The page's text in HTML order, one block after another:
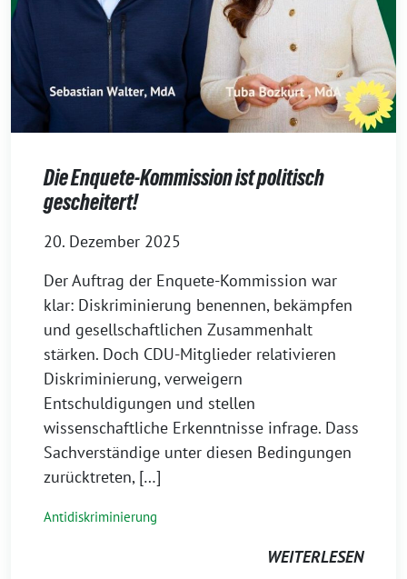
Die Enquete-Kommission ist politisch
gescheitert!
20. Dezember 2025
Der Auftrag der Enquete-Kommission war
klar: Diskriminierung benennen, bekämpfen
und gesellschaftlichen Zusammenhalt
stärken. Doch CDU-Mitglieder relativieren
Diskriminierung, verweigern
Entschuldigungen und stellen
wissenschaftliche Erkenntnisse infrage. Dass
Sachverständige unter diesen Bedingungen
zurücktreten, […]
Antidiskriminierung
WEITERLESEN